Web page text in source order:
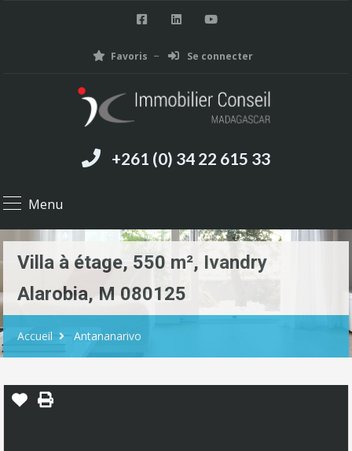
Favoris Se connecter
+261 (0) 34 22 615 33
Menu
Villa à étage, 550 m², Ivandry
Alarobia, M 080125
Accueil Antananarivo